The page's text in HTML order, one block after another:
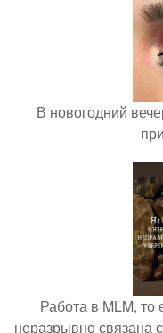
В новогодний
Работа в MLM, то
неразрывно связана